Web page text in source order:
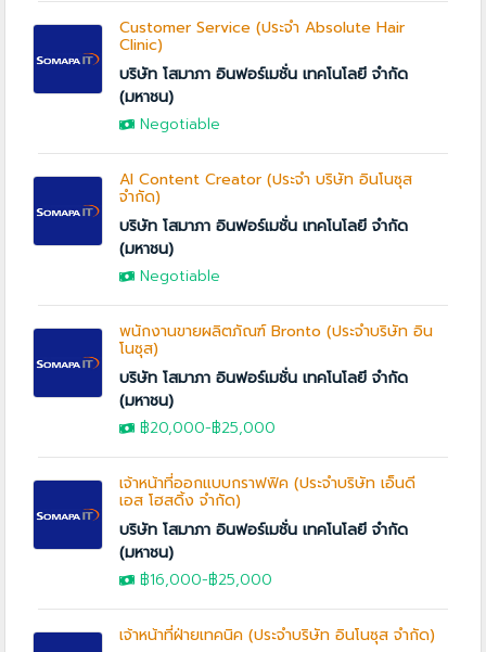
Customer Service (ประจำ Absolute Hair
Clinic)
บริษัท โสมาภา อินฟอร์เมชั่น เทคโนโลยี จำกัด
(มหาชน)
Negotiable
AI Content Creator (ประจำ บริษัท อินโนซุส
จำกัด)
บริษัท โสมาภา อินฟอร์เมชั่น เทคโนโลยี จำกัด
(มหาชน)
Negotiable
พนักงานขายผลิตภัณฑ์ Bronto (ประจำบริษัท อิน
โนซุส)
บริษัท โสมาภา อินฟอร์เมชั่น เทคโนโลยี จำกัด
(มหาชน)
฿20,000-฿25,000
เจ้าหน้าที่ออกแบบกราฟฟิค (ประจำบริษัท เอ็นดี
เอส โฮสดิ้ง จำกัด)
บริษัท โสมาภา อินฟอร์เมชั่น เทคโนโลยี จำกัด
(มหาชน)
฿16,000-฿25,000
เจ้าหน้าที่ฝ่ายเทคนิค (ประจำบริษัท อินโนซุส จำกัด)